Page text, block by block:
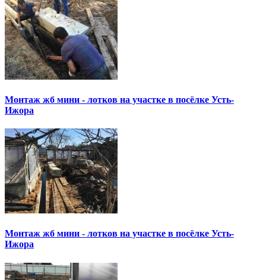
Монтаж жб мини - лотков на участке в посёлке Усть-
Ижора
Монтаж жб мини - лотков на участке в посёлке Усть-
Ижора